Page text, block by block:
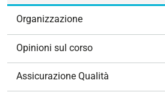
Organizzazione
Opinioni sul corso
Assicurazione Qualità